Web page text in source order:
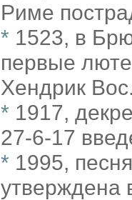
Риме
* 1523, в
первые
Хендрик
* 1917,
27-6-17
* 1995,
утверждена